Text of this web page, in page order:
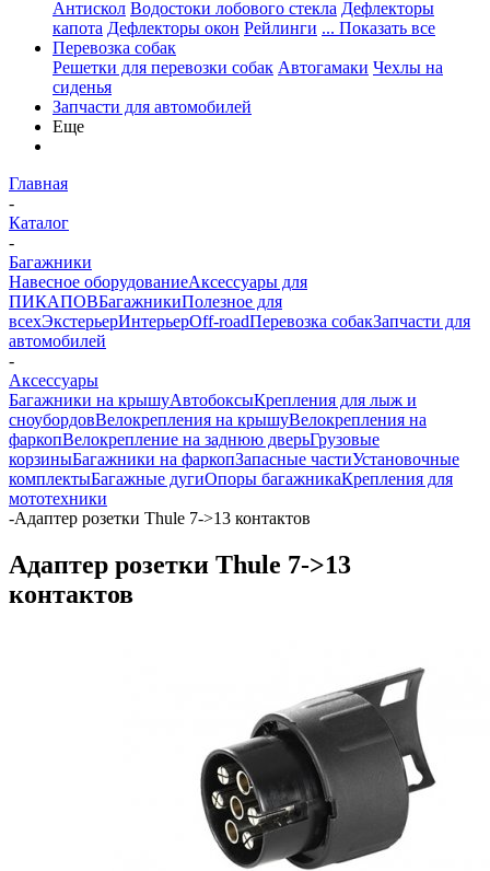
Антискол Водостоки лобового стекла Дефлекторы
капота Дефлекторы окон Рейлинги ... Показать все
Перевозка собак
Решетки для перевозки собак Автогамаки Чехлы на
сиденья
Запчасти для автомобилей
Еще
Главная
-
Каталог
-
Багажники
Навесное оборудованиеАксессуары для
ПИКАПОВБагажникиПолезное для
всехЭкстерьерИнтерьерOff-roadПеревозка собакЗапчасти для
автомобилей
-
Аксессуары
Багажники на крышуАвтобоксыКрепления для лыж и
сноубордовВелокрепления на крышуВелокрепления на
фаркопВелокрепление на заднюю дверьГрузовые
корзиныБагажники на фаркопЗапасные частиУстановочные
комплектыБагажные дугиОпоры багажникаКрепления для
мототехники
-Адаптер розетки Thule 7->13 контактов
Адаптер розетки Thule 7->13
контактов